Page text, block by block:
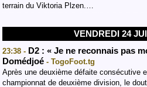
terrain du Viktoria Plzen.…
VENDREDI 24
23:38 - D2 : « Je ne reconnais pas
Domédjoé - TogoFoot.tg
Après une deuxième défaite consécutive
championnat de deuxième division, le